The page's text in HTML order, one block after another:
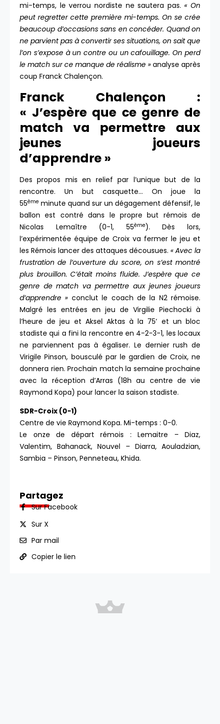
mi-temps, le verrou nordiste ne sautera pas.« On
peut regretter cette première mi-temps. On se crée
beaucoup d’occasions sans en concéder. Quand on
ne parvient pas à convertir ses situations, on sait que
l’on s’expose à un contre ou un cafouillage. On perd
le match sur ce manque de réalisme » analyse après
coup Franck Chalençon.
Franck Chalençon :
« J’espère que ce genre de
match va permettre aux
jeunes joueurs
d’apprendre »
Des propos mis en relief par l’unique but de la
rencontre. Un but casquette… On joue la
55ème minute quand sur un dégagement défensif, le
ballon est contré dans le propre but rémois de
Nicolas Lemaître (0-1, 55ème). Dès lors,
l’expérimentée équipe de Croix va fermer le jeu et
les Rémois lancer des attaques décousues. « Avec la
frustration de l’ouverture du score, on s’est montré
plus brouillon. C’était moins fluide. J’espère que ce
genre de match va permettre aux jeunes joueurs
d’apprendre » conclut le coach de la N2 rémoise.
Malgré les entrées en jeu de Virgilie Piechocki à
l’heure de jeu et Aksel Aktas à la 75’ et un bloc
stadiste qui a fini la rencontre en 4-2-3-1, les locaux
ne parviennent pas à égaliser. Le dernier rush de
Virigile Pinson, bousculé par le gardien de Croix, ne
donnera rien. Prochain match la semaine prochaine
avec la réception d’Arras (18h au centre de vie
Raymond Kopa) pour lancer la saison stadiste.
SDR-Croix (0-1)
Centre de vie Raymond Kopa. Mi-temps : 0-0.
Le onze de départ rémois : Lemaitre – Diaz,
Valentim, Bahanack, Nouvel – Diarra, Aouladzian,
Sambia – Pinson, Penneteau, Khida.
Partagez
Sur Facebook
Sur X
Par mail
Copier le lien